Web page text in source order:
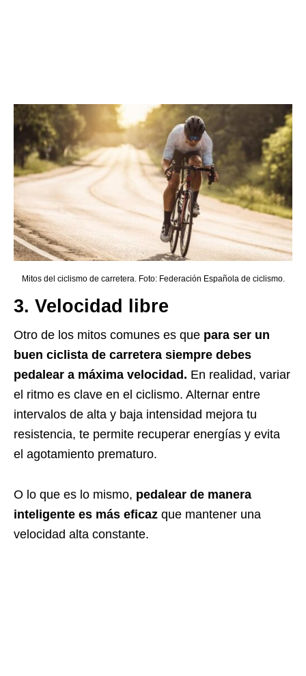
Mitos del ciclismo de carretera. Foto: Federación Española de ciclismo.
3. Velocidad libre
Otro de los mitos comunes es que para ser un
buen ciclista de carretera siempre debes
pedalear a máxima velocidad. En realidad, variar
el ritmo es clave en el ciclismo. Alternar entre
intervalos de alta y baja intensidad mejora tu
resistencia, te permite recuperar energías y evita
el agotamiento prematuro.
O lo que es lo mismo, pedalear de manera
inteligente es más eficaz que mantener una
velocidad alta constante.